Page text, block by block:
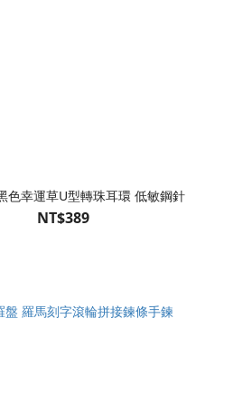
色幸運草U型轉珠耳環 低敏鋼針
NT$389